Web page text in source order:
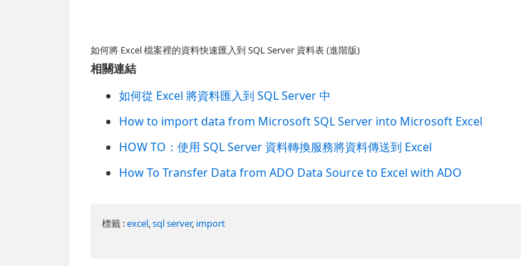
如何將 Excel 檔案裡的資料快速匯入到 SQL Server 資料表 (進階版)
相關連結
如何從 Excel 將資料匯入到 SQL Server 中
How to import data from Microsoft SQL Server into Microsoft Excel
HOW TO：使用 SQL Server 資料轉換服務將資料傳送到 Excel
How To Transfer Data from ADO Data Source to Excel with ADO
標籤 :excel,sql server, import